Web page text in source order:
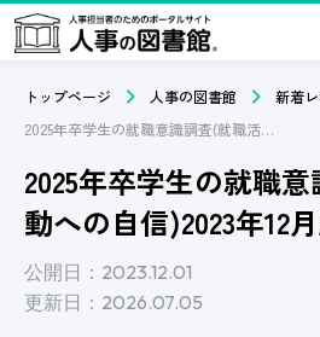
トップページ 人事の図書館
新着
2025年卒学生の就職意識調査(就職活動への自信)2023年12月版
2025年卒学生の就職
動への自信)2023年12
公開日：2023.12.01
更新日：2026.07.05